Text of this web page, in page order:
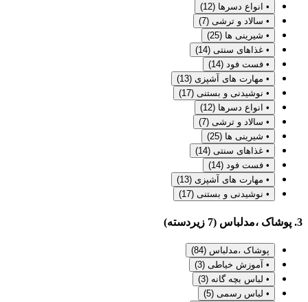
• انواع دسرها (12)
• سالاد و ترشی (7)
• شیرینی ها (25)
• غذاهای سنتی (14)
• فست فود (14)
• مهارت های آشپزی (13)
• نوشیدنی و بستنی (17)
• انواع دسرها (12)
• سالاد و ترشی (7)
• شیرینی ها (25)
• غذاهای سنتی (14)
• فست فود (14)
• مهارت های آشپزی (13)
• نوشیدنی و بستنی (17)
3. پوشاک ،مدلباس (7 زیردسته)
پوشاک ،مدلباس (84)
• آموزش خیاطی (3)
• لباس بچه گانه (3)
• لباس رسمی (5)